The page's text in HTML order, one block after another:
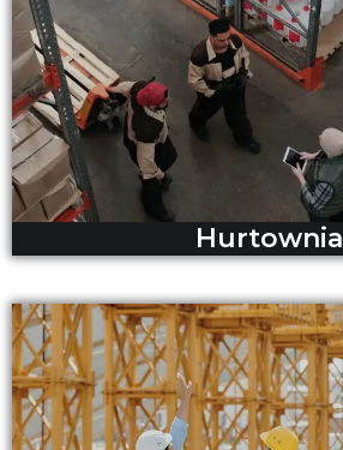
Hurtownia